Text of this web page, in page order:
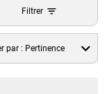
Filtrer
par : Pertinence